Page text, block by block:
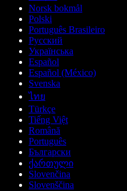
Norsk bokmål
Polski
Português Brasileiro
Русский
Українська
Español
Español (México)
Svenska
ไทย
Türkçe
Tiếng Việt
Română
Português
Български
ქართული
Slovenčina
Slovenščina